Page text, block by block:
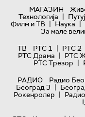
МАГАЗИН
Технологијa |
Филм и ТВ | Наука |
За мале
ТВ
РТС 1 | РТС 2
РТС Драма | РТС
РТС Трезор |
РАДИО
Радио
Београд 3 |
Рокенролер |